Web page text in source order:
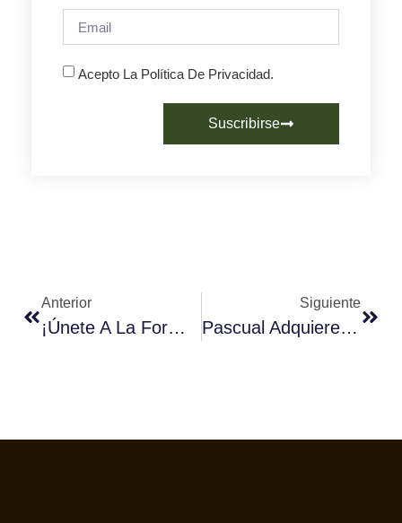
Acepto La Política De Privacidad.
Suscribirse
Anterior
¡Únete A La Formación Online De Fórum Café!
Siguiente
Pascual Adquiere La Empresa Alicantina Café Jurado